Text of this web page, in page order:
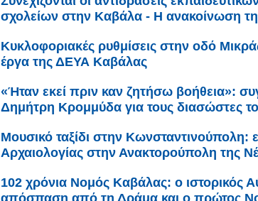
σχολείων στην Καβάλα - Η ανακοίνωση
Κυκλοφοριακές ρυθμίσεις στην οδό
έργα της ΔΕΥΑ Καβάλας
«Ήταν εκεί πριν καν ζητήσω βοήθεια»:
Δημήτρη Κρομμύδα για τους διασώστες
Μουσικό ταξίδι στην Κωνσταντινούπολη:
Αρχαιολογίας στην Ανακτορούπολη της
102 χρόνια Νομός Καβάλας: ο ιστορικός